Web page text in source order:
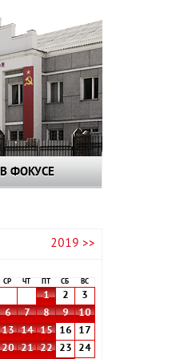
В ФОКУСЕ
2019 >>
СР ЧТ СБ ВС
1 2
3
6 7 8 9
10
13 14 15 16
17
20 21 22 23
24